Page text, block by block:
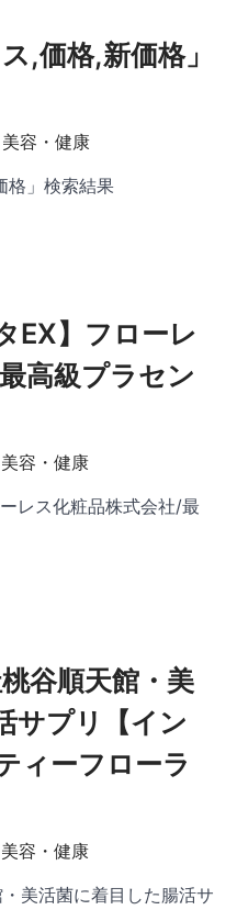
,価格,新価格」
美容・健康
格」検索結果
EX】フローレ
高級プラセン
美容・健康
レス化粧品株式会社/最
谷順天館・美
サプリ【イン
ィーフローラ
美容・健康
美活菌に着目した腸活サ